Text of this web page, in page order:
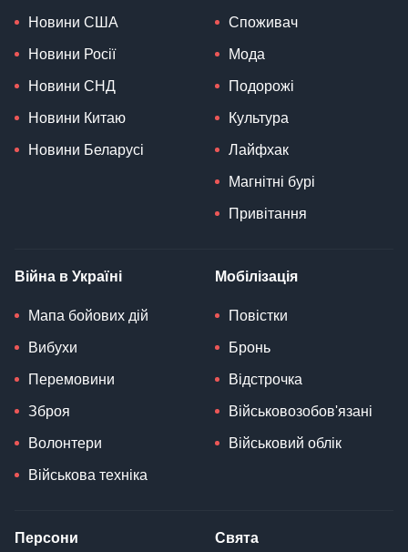
Новини США
Новини Росії
Новини СНД
Новини Китаю
Новини Беларусі
Споживач
Мода
Подорожі
Культура
Лайфхак
Магнітні бурі
Привітання
Війна в Україні
Мапа бойових дій
Вибухи
Перемовини
Зброя
Волонтери
Військова техніка
Мобілізація
Повістки
Бронь
Відстрочка
Військовозобов'язані
Військовий облік
Персони Свята